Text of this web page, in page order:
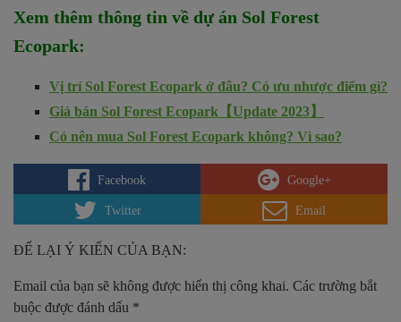
Xem thêm thông tin về dự án Sol Forest
Ecopark:
Vị trí Sol Forest Ecopark ở đâu? Có ưu nhược điểm gì?
Giá bán Sol Forest Ecopark【Update 2023】
Có nên mua Sol Forest Ecopark không? Vì sao?
Facebook Google+
Twitter Email
ĐỂ LẠI Ý KIẾN CỦA BẠN:
Email của bạn sẽ không được hiển thị công khai. Các trường bắt
buộc được đánh dấu *